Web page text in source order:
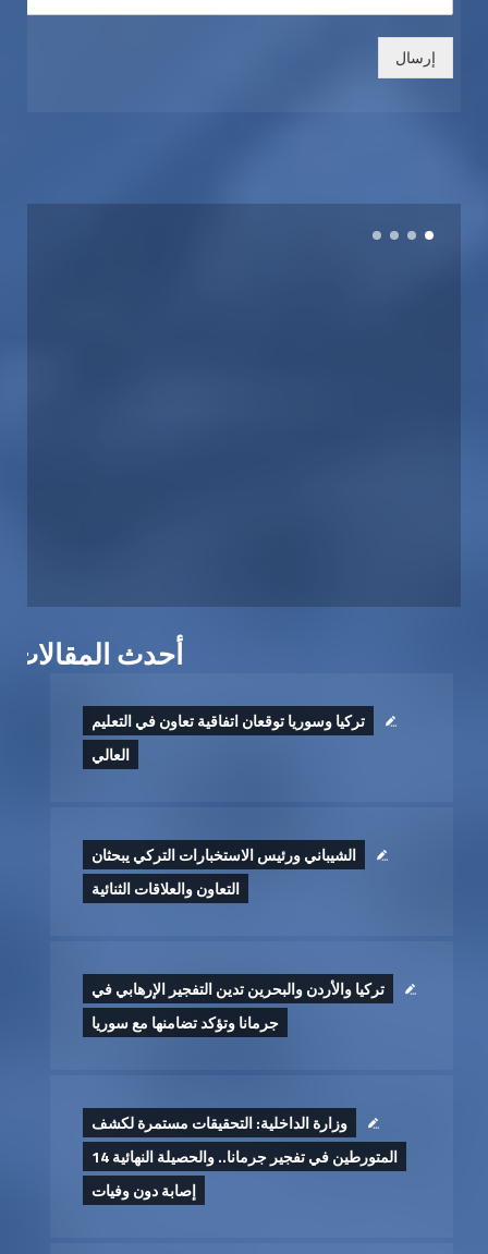
إرسال
أحدث المقالات
تركيا وسوريا توقعان اتفاقية تعاون في التعليم
العالي
الشيباني ورئيس الاستخبارات التركي يبحثان
التعاون والعلاقات الثنائية
تركيا والأردن والبحرين تدين التفجير الإرهابي في
جرمانا وتؤكد تضامنها مع سوريا
وزارة الداخلية: التحقيقات مستمرة لكشف
المتورطين في تفجير جرمانا.. والحصيلة النهائية 14
إصابة دون وفيات